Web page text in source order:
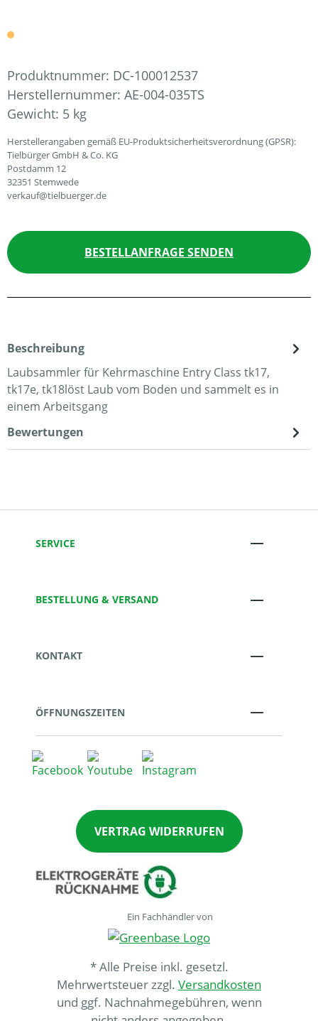
Produktnummer: DC-100012537
Herstellernummer: AE-004-035TS
Gewicht: 5 kg
Herstellerangaben gemäß EU-Produktsicherheitsverordnung (GPSR):
Tielbürger GmbH & Co. KG
Postdamm 12
32351 Stemwede
verkauf@tielbuerger.de
BESTELLANFRAGE SENDEN
Beschreibung
Laubsammler für Kehrmaschine Entry Class tk17,
tk17e, tk18löst Laub vom Boden und sammelt es in
einem Arbeitsgang
Bewertungen
SERVICE
BESTELLUNG & VERSAND
KONTAKT
ÖFFNUNGSZEITEN
VERTRAG WIDERRUFEN
Ein Fachhändler von
* Alle Preise inkl. gesetzl.
Mehrwertsteuer zzgl. Versandkosten
und ggf. Nachnahmegebühren, wenn